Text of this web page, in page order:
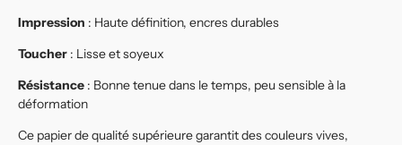
Impression : Haute définition, encres durables
Toucher : Lisse et soyeux
Résistance : Bonne tenue dans le temps, peu sensible à la
déformation
Ce papier de qualité supérieure garantit des couleurs vives,